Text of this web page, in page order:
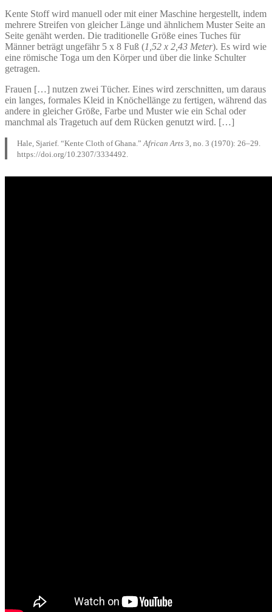
Kente Stoff wird manuell oder mit einer Maschine hergestellt, indem
mehrere Streifen von gleicher Länge und ähnlichem Muster Seite an
Seite genäht werden. Die traditionelle Größe eines Tuches für
Männer beträgt ungefähr 5 x 8 Fuß (1,52 x 2,43 Meter). Es wird wie
eine römische Toga um den Körper und über die linke Schulter
getragen.
Frauen […] nutzen zwei Tücher. Eines wird zerschnitten, um daraus
ein langes, formales Kleid in Knöchellänge zu fertigen, während das
andere in gleicher Größe, Farbe und Muster wie ein Schal oder
manchmal als Tragetuch auf dem Rücken genutzt wird. […]
Hale, Sjarief. “Kente Cloth of Ghana.” African Arts 3, no. 3 (1970): 26–29.
https://doi.org/10.2307/3334492.